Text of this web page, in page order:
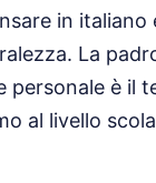
in
La
personale è il
al livello